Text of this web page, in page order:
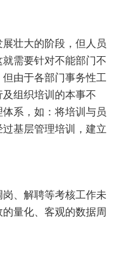
壮大的阶段，但人员
需要针对不能部门不
由于各部门事务性工
组织培训的本事不
系，如：将培训与员
基层管理培训，建立
、解聘等考核工作未
量化、客观的数据周